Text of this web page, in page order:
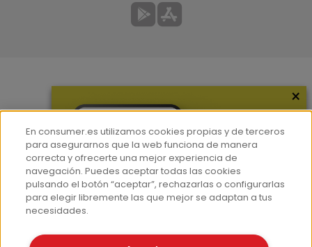
Hemeroteca
Contacto
Prensa
Corpus Lingüístico Consumer
×
En consumer.es utilizamos cookies propias y de terceros
para asegurarnos que la web funciona de manera
correcta y ofrecerte una mejor experiencia de
navegación. Puedes aceptar todas las cookies
pulsando el botón “aceptar”, rechazarlas o configurarlas
para elegir libremente las que mejor se adaptan a tus
necesidades.